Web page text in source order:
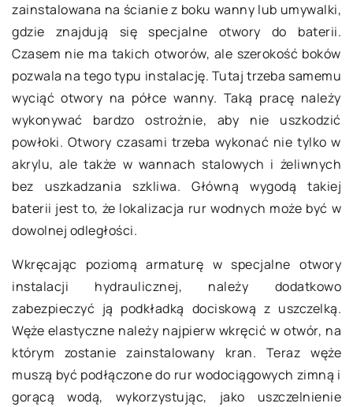
zainstalowana na ścianie z boku wanny lub umywalki,
gdzie znajdują się specjalne otwory do baterii.
Czasem nie ma takich otworów, ale szerokość boków
pozwala na tego typu instalację. Tutaj trzeba samemu
wyciąć otwory na półce wanny. Taką pracę należy
wykonywać bardzo ostrożnie, aby nie uszkodzić
powłoki. Otwory czasami trzeba wykonać nie tylko w
akrylu, ale także w wannach stalowych i żeliwnych
bez uszkadzania szkliwa. Główną wygodą takiej
baterii jest to, że lokalizacja rur wodnych może być w
dowolnej odległości.
Wkręcając poziomą armaturę w specjalne otwory
instalacji hydraulicznej, należy dodatkowo
zabezpieczyć ją podkładką dociskową z uszczelką.
Węże elastyczne należy najpierw wkręcić w otwór, na
którym zostanie zainstalowany kran. Teraz węże
muszą być podłączone do rur wodociągowych zimną i
gorącą wodą, wykorzystując, jako uszczelnienie